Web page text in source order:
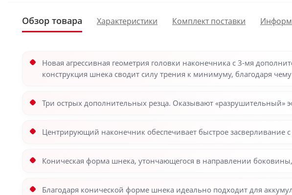
Обзор товара Характеристики Комплект поставки
Новая агрессивная геометрия головки наконечника с 3-мя
конструкция шнека сводит силу трения к минимуму, благодаря
Три острых дополнительных резца. Оказывают
Центрирующий наконечник обеспечивает быстрое засверливание
Коническая форма шнека, утончающегося в направлении
Благодаря конической форме шнека идеально подходит для